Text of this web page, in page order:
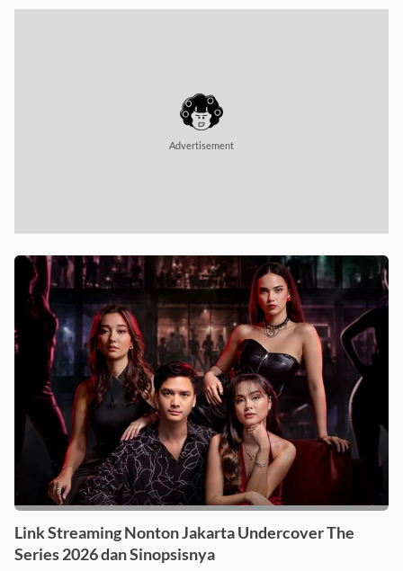
Advertisement
Link Streaming Nonton Jakarta Undercover The
Series 2026 dan Sinopsisnya